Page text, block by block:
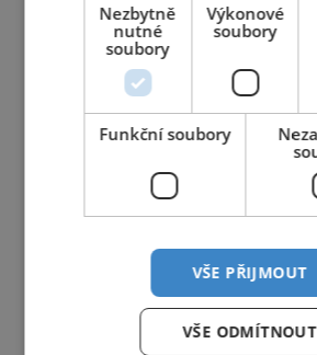
Nezbytně
nutné
soubory
Výkonové
soubory
Funkční soubory
VŠE PŘIJMOUT
VŠE ODMÍTNOUT